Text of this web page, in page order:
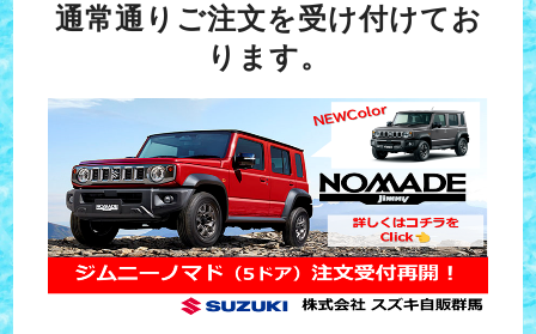
通常通りご注文を受け付けてお
ります。